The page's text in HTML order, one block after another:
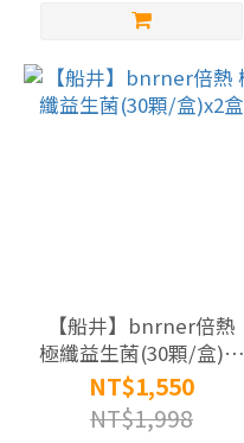
【船井】bnrner倍熱
極纖益生菌(30顆/盒)x2
盒
NT$1,550
NT$1,998